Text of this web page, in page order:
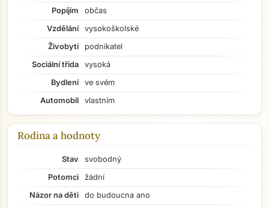
Popíjím
občas
Vzdělání
vysokoškolské
Živobytí
podnikatel
Sociální třída
vysoká
Bydlení
ve svém
Automobil
vlastním
Rodina a hodnoty
Stav
svobodný
Potomci
žádní
Názor na děti
do budoucna ano